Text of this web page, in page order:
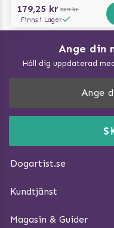
179,25 kr 239 kr
Finns i Lager
Ange din
Håll dig uppdaterad
Dogartist.se
DogArtist.se drivs av:
E-post:info@dogartist.se
Kundtjänst
Ångra Köp
Magasin & Guider
Vad kan hundar äta?
Träna Nose Work hemma
Så gör du promenaden
Hundbäddar